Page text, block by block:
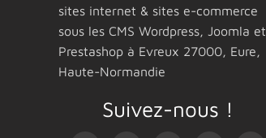
sites internet & sites e-commerce
sous les CMS Wordpress, Joomla et
Prestashop à Evreux 27000, Eure,
Haute-Normandie
Suivez-nous !